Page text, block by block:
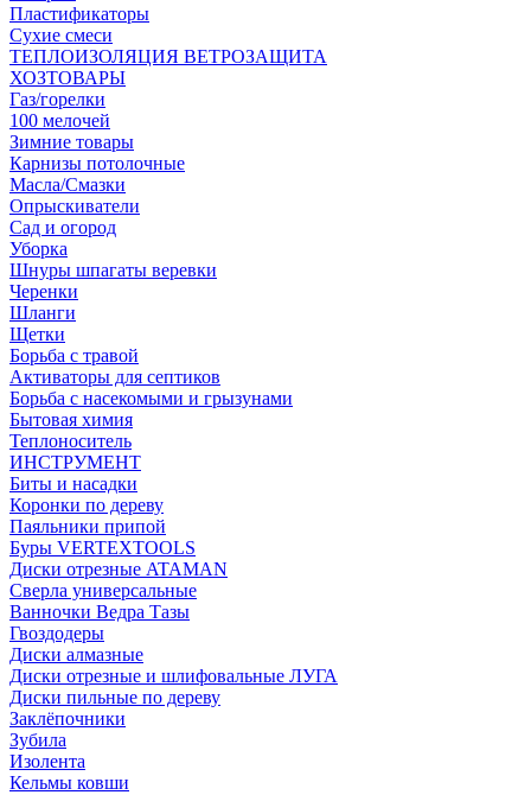
Пластификаторы
Сухие смеси
ТЕПЛОИЗОЛЯЦИЯ ВЕТРОЗАЩИТА
ХОЗТОВАРЫ
Газ/горелки
100 мелочей
Зимние товары
Карнизы потолочные
Масла/Смазки
Опрыскиватели
Сад и огород
Уборка
Шнуры шпагаты веревки
Черенки
Шланги
Щетки
Борьба с травой
Активаторы для септиков
Борьба с насекомыми и грызунами
Бытовая химия
Теплоноситель
ИНСТРУМЕНТ
Биты и насадки
Коронки по дереву
Паяльники припой
Буры VERTEXTOOLS
Диски отрезные ATAMAN
Сверла универсальные
Ванночки Ведра Тазы
Гвоздодеры
Диски алмазные
Диски отрезные и шлифовальные ЛУГА
Диски пильные по дереву
Заклёпочники
Зубила
Изолента
Кельмы ковши